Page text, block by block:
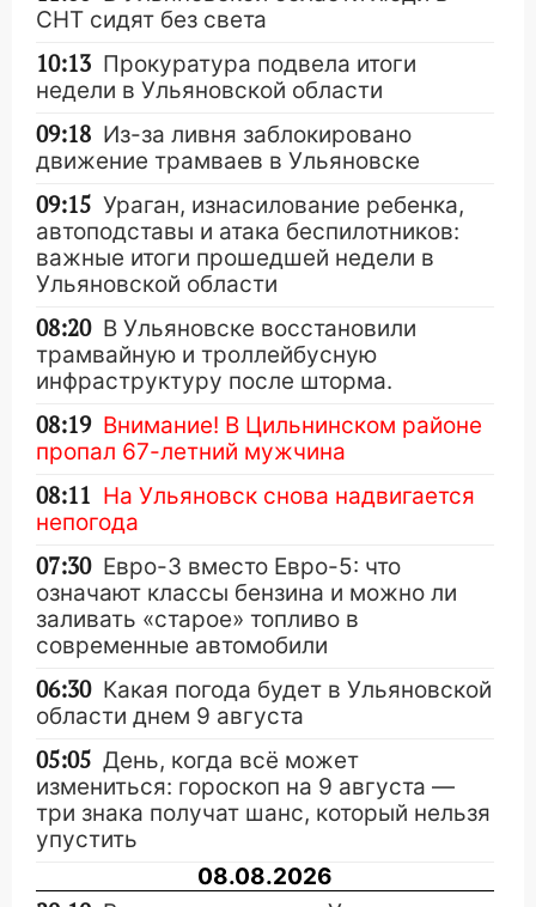
СНТ сидят без света
10:13 Прокуратура подвела итоги
недели в Ульяновской области
09:18 Из-за ливня заблокировано
движение трамваев в Ульяновске
09:15 Ураган, изнасилование ребенка,
автоподставы и атака беспилотников:
важные итоги прошедшей недели в
Ульяновской области
08:20 В Ульяновске восстановили
трамвайную и троллейбусную
инфраструктуру после шторма.
08:19 Внимание! В Цильнинском районе
пропал 67-летний мужчина
08:11 На Ульяновск снова надвигается
непогода
07:30 Евро-3 вместо Евро-5: что
означают классы бензина и можно ли
заливать «старое» топливо в
современные автомобили
06:30 Какая погода будет в Ульяновской
области днем 9 августа
05:05 День, когда всё может
измениться: гороскоп на 9 августа —
три знака получат шанс, который нельзя
упустить
08.08.2026